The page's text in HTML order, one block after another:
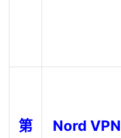
第
Nord VPN